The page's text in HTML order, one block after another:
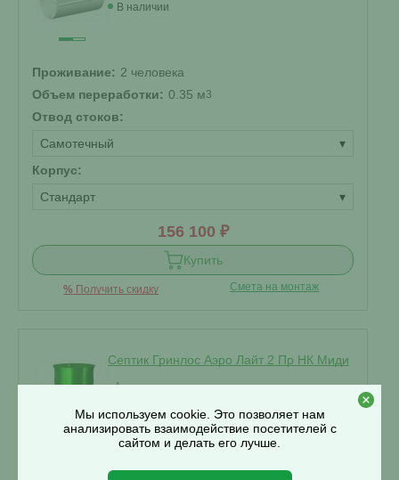
В наличии
Проживание: 2 человека
Объем переработки: 0.35 м3
Отвод стоков:
Самотечный
▾
Корпус:
Стандарт
▾
156 100 ₽
Купить
% Получить скидку Смета на монтаж
Септик Гринлос Аэро Лайт 2 Пр НК Миди
В наличии
Мы используем cookie. Это позволяет нам
анализировать взаимодействие посетителей с
сайтом и делать его лучше.